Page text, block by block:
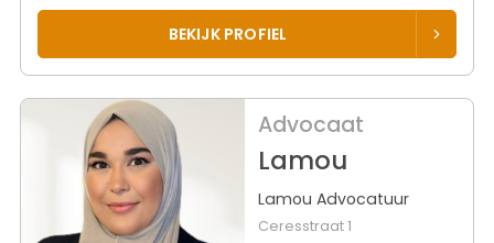
BEKIJK PROFIEL
Advocaat
Lamou
Lamou Advocatuur
Ceresstraat 1